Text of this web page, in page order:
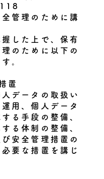
管理のために講
した上で、保有
のために以下の
。
置
データの取扱い
用、個人データ
る手段の整備、
る体制の整備、
安全管理措置の
要な措置を講じ